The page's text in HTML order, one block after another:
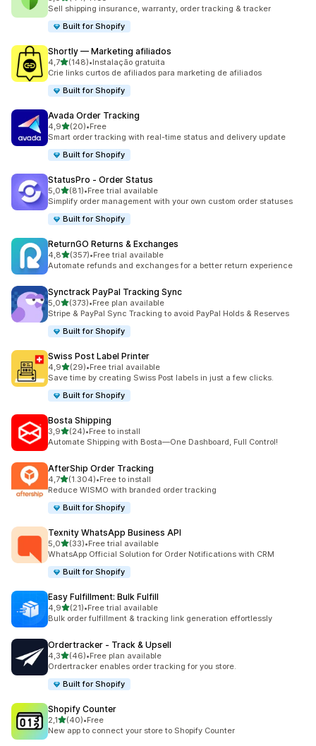
44 total de avaliações
Sell shipping insurance, warranty, order tracking & tracker
Built for Shopify
Shortly — Marketing afiliados
4,7de 5 estrelas
(148)
148 total de avaliações
•Instalação gratuita
Crie links curtos de afiliados para marketing de afiliados
Built for Shopify
Avada Order Tracking
4,9de 5 estrelas
(20)
20 total de avaliações
•Free
Smart order tracking with real-time status and delivery update
Built for Shopify
StatusPro ‑ Order Status
5,0de 5 estrelas
(81)
81 total de avaliações
•Free trial available
Simplify order management with your own custom order statuses
Built for Shopify
ReturnGO Returns & Exchanges
4,8de 5 estrelas
(357)
357 total de avaliações
•Free trial available
Automate refunds and exchanges for a better return experience
Synctrack PayPal Tracking Sync
5,0de 5 estrelas
(373)
373 total de avaliações
•Free plan available
Stripe & PayPal Sync Tracking to avoid PayPal Holds & Reserves
Built for Shopify
Swiss Post Label Printer
4,9de 5 estrelas
(29)
29 total de avaliações
•Free trial available
Save time by creating Swiss Post labels in just a few clicks.
Built for Shopify
Bosta Shipping
3,9de 5 estrelas
(24)
24 total de avaliações
•Free to install
Automate Shipping with Bosta—One Dashboard, Full Control!
AfterShip Order Tracking
4,7de 5 estrelas
(1.304)
1304 total de avaliações
•Free to install
Reduce WISMO with branded order tracking
Built for Shopify
Texnity WhatsApp Business API
5,0de 5 estrelas
(33)
33 total de avaliações
•Free trial available
WhatsApp Official Solution for Order Notifications with CRM
Built for Shopify
Easy Fulfillment: Bulk Fulfill
4,9de 5 estrelas
(21)
21 total de avaliações
•Free trial available
Bulk order fulfillment & tracking link generation effortlessly
Ordertracker ‑ Track & Upsell
4,3de 5 estrelas
(46)
46 total de avaliações
•Free plan available
Ordertracker enables order tracking for you store.
Built for Shopify
Shopify Counter
2,1de 5 estrelas
(40)
40 total de avaliações
•Free
New app to connect your store to Shopify Counter